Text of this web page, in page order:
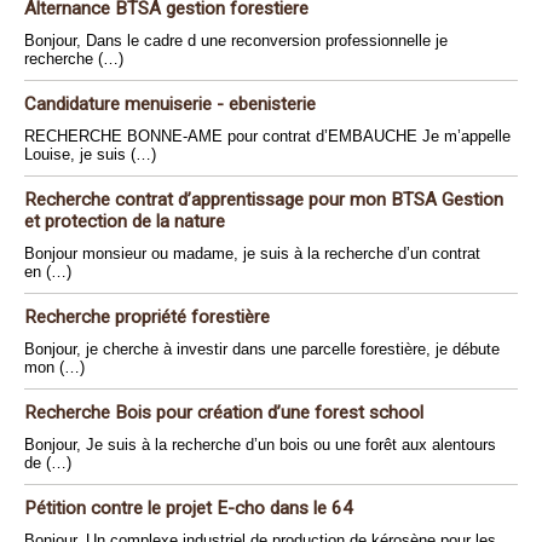
Alternance BTSA gestion forestiere
Bonjour, Dans le cadre d une reconversion professionnelle je
recherche (…)
Candidature menuiserie - ebenisterie
RECHERCHE BONNE-AME pour contrat d’EMBAUCHE Je m’appelle
Louise, je suis (…)
Recherche contrat d’apprentissage pour mon BTSA Gestion
et protection de la nature
Bonjour monsieur ou madame, je suis à la recherche d’un contrat
en (…)
Recherche propriété forestière
Bonjour, je cherche à investir dans une parcelle forestière, je débute
mon (…)
Recherche Bois pour création d’une forest school
Bonjour, Je suis à la recherche d’un bois ou une forêt aux alentours
de (…)
Pétition contre le projet E-cho dans le 64